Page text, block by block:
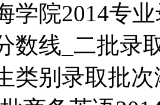
学院2014专
数线_二批录
类别录取批